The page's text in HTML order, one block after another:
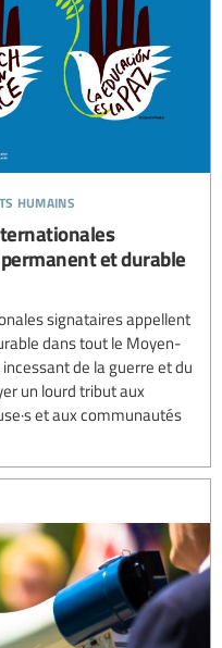
humains
et durable
signataires appellent
dans tout le Moyen-
de la guerre et du
un lourd tribut aux
et aux communautés